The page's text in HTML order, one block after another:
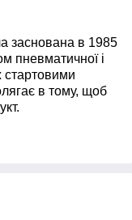
заснована в 1985
пневматичної і
стартовими
в тому, щоб